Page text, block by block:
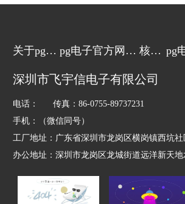
也有所不同，很多的天线批
信
关于pg电
子游戏
pg电子官方网站
的产品中心
核心 pg
深圳市飞宇信电子有限公司
电话： 传真：86-0755-89737231
手机：（微信同号）
工厂地址：广东省深圳市龙岗区横岗镇西坑
办公地址：深圳市龙岗区龙城街道远洋新天地